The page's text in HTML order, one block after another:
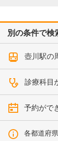
別の条件で検
壺川駅の
診療科目
予約がで
各都道府